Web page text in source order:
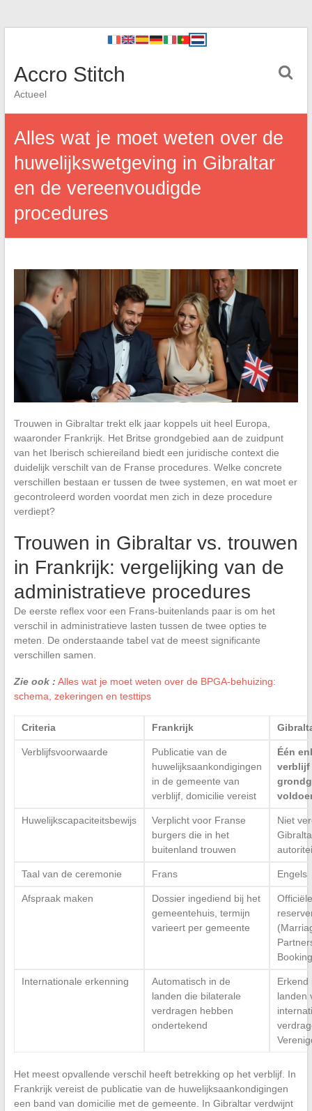
Accro Stitch
Actueel
Alles wat je moet weten over de
huwelijkswetgeving in Gibraltar
en de vereenvoudigde
procedures
Trouwen in Gibraltar trekt elk jaar koppels uit heel Europa,
waaronder Frankrijk. Het Britse grondgebied aan de zuidpunt
van het Iberisch schiereiland biedt een juridische context die
duidelijk verschilt van de Franse procedures. Welke concrete
verschillen bestaan er tussen de twee systemen, en wat moet er
gecontroleerd worden voordat men zich in deze procedure
verdiept?
Trouwen in Gibraltar vs. trouwen
in Frankrijk: vergelijking van de
administratieve procedures
De eerste reflex voor een Frans-buitenlands paar is om het
verschil in administratieve lasten tussen de twee opties te
meten. De onderstaande tabel vat de meest significante
verschillen samen.
Zie ook : Alles wat je moet weten over de BPGA-behuizing:
schema, zekeringen en testtips
Criteria Frankrijk
Verblijfsvoorwaarde
Publicatie van de
huwelijksaankondigingen
in de gemeente van
verblijf, domicilie vereist
Één
verblijf
Huwelijkscapaciteitsbewijs
Verplicht voor Franse
burgers die in het
buitenland trouwen
Niet
Taal van de ceremonie Frans Engels
Afspraak maken
Dossier ingediend bij het
gemeentehuis, termijn
varieert per gemeente
Internationale erkenning
Automatisch in de
landen die bilaterale
verdragen hebben
ondertekend
Erkend
landen
Het meest opvallende verschil heeft betrekking op het verblijf. In
Frankrijk vereist de publicatie van de huwelijksaankondigingen
een band van domicilie met de gemeente. In Gibraltar verdwijnt